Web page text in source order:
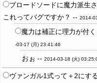
ブロードソードに魔力派生
これってバグですか？ -- 2014-
魔力は補正に理力が付
-03-17 (月) 23:41:46
おぉ -- 2014-03-18 (火)
ヴァンガル1式って＋2にす